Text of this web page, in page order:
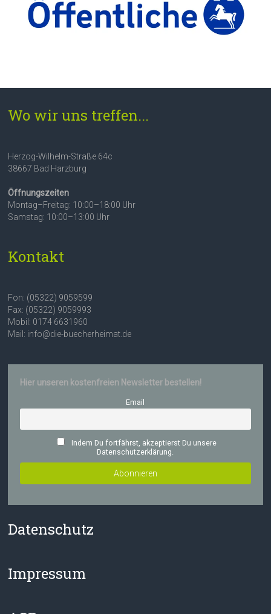
Wo wir uns treffen...
Herzog-Wilhelm-Straße 64c
38667 Bad Harzburg
Öffnungszeiten
Montag–Freitag: 10:00–18:00 Uhr
Samstag: 10:00–13:00 Uhr
Kontakt
Fon: (05322) 9059599
Fax: (05322) 9059993
Mobil: 0174 6631960
Mail: info@die-buecherheimat.de
Hier unseren kostenfreien Newsletter bestellen!
Email
Indem Du fortfährst, akzeptierst Du unsere
Datenschutzerklärung.
Datenschutz
Impressum